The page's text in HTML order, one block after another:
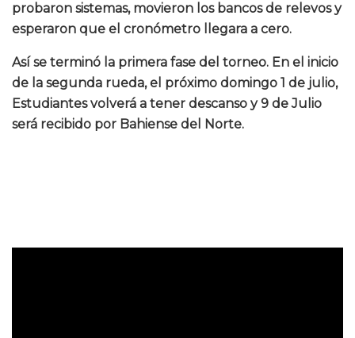
probaron sistemas, movieron los bancos de relevos y
esperaron que el cronómetro llegara a cero.
Así se terminó la primera fase del torneo. En el inicio
de la segunda rueda, el próximo domingo 1 de julio,
Estudiantes volverá a tener descanso y 9 de Julio
será recibido por Bahiense del Norte.